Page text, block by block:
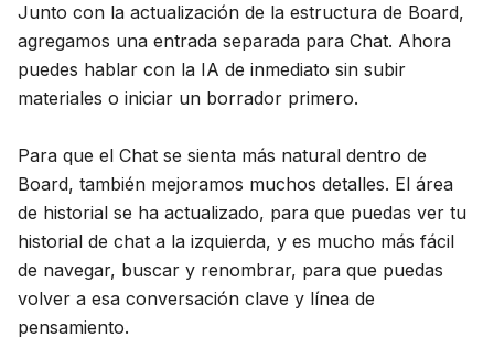
Junto con la actualización de la estructura de Board,
agregamos una entrada separada para Chat. Ahora
puedes hablar con la IA de inmediato sin subir
materiales o iniciar un borrador primero.
Para que el Chat se sienta más natural dentro de
Board, también mejoramos muchos detalles. El área
de historial se ha actualizado, para que puedas ver tu
historial de chat a la izquierda, y es mucho más fácil
de navegar, buscar y renombrar, para que puedas
volver a esa conversación clave y línea de
pensamiento.